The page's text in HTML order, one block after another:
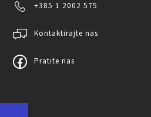
+385 1 2002 575
Kontaktirajte nas
Pratite nas